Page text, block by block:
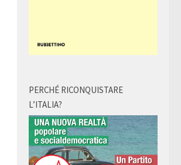
PERCHÉ RICONQUISTARE
L’ITALIA?